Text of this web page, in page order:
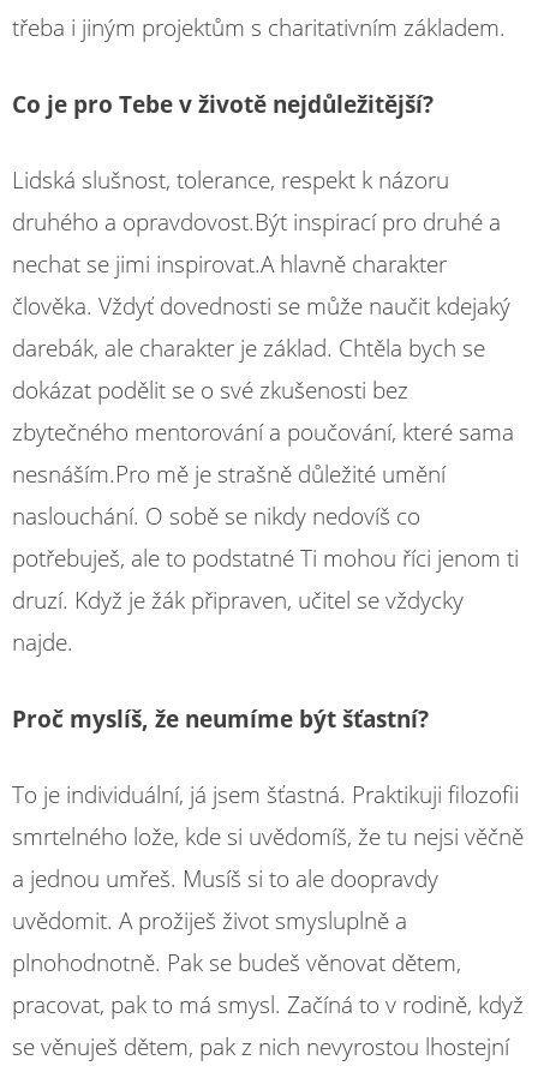
třeba i jiným projektům s charitativním základem.
Co je pro Tebe v životě nejdůležitější?
Lidská slušnost, tolerance, respekt k názoru
druhého a opravdovost.Být inspirací pro druhé a
nechat se jimi inspirovat.A hlavně charakter
člověka. Vždyť dovednosti se může naučit kdejaký
darebák, ale charakter je základ. Chtěla bych se
dokázat podělit se o své zkušenosti bez
zbytečného mentorování a poučování, které sama
nesnáším.Pro mě je strašně důležité umění
naslouchání. O sobě se nikdy nedovíš co
potřebuješ, ale to podstatné Ti mohou říci jenom ti
druzí. Když je žák připraven, učitel se vždycky
najde.
Proč myslíš, že neumíme být šťastní?
To je individuální, já jsem šťastná. Praktikuji filozofii
smrtelného lože, kde si uvědomíš, že tu nejsi věčně
a jednou umřeš. Musíš si to ale doopravdy
uvědomit. A prožiješ život smysluplně a
plnohodnotně. Pak se budeš věnovat dětem,
pracovat, pak to má smysl. Začíná to v rodině, když
se věnuješ dětem, pak z nich nevyrostou lhostejní